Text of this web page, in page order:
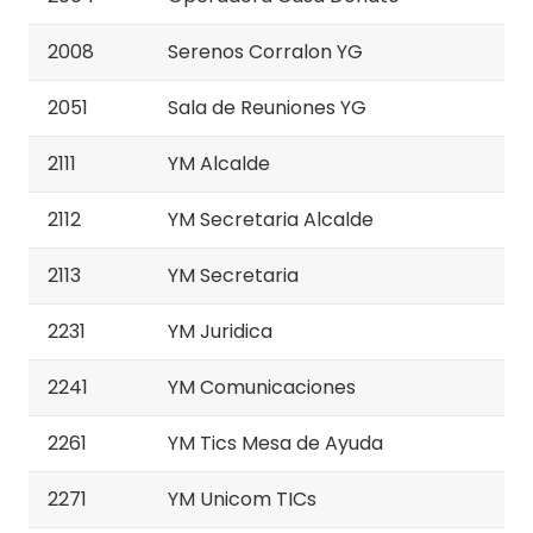
2008 Serenos Corralon YG
2051 Sala de Reuniones YG
2111 YM Alcalde
2112 YM Secretaria Alcalde
2113 YM Secretaria
2231 YM Juridica
2241 YM Comunicaciones
2261 YM Tics Mesa de Ayuda
2271 YM Unicom TICs